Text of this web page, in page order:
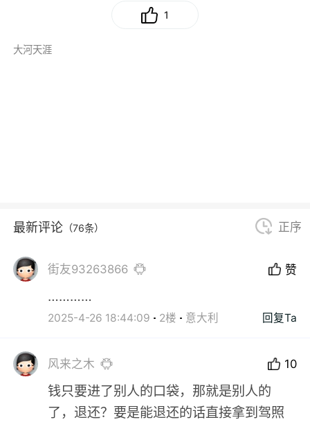
1
大河天涯
最新评论 （76条） 正序
街友93263866 赞
…………
2025-4-26 18:44:09 2楼 意大利 回复Ta
风来之木 10
钱只要进了别人的口袋，那就是别人的
了，退还？要是能退还的话直接拿到驾照